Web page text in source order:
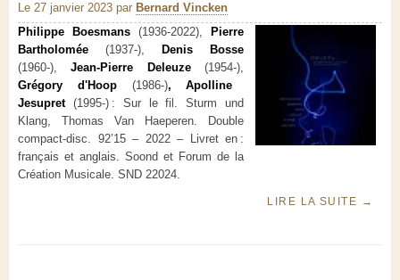
Le 27 janvier 2023 par Bernard Vincken
Philippe Boesmans (1936-2022),
Pierre
Bartholomée (1937-),
Denis Bosse
(1960-),Jean-Pierre Deleuze(1954-),
Grégory d'Hoop(1986-), Apolline
Jesupret(1995-) : Sur le fil. Sturm und
Klang, Thomas Van Haeperen. Double
compact-disc. 92’15 – 2022 – Livret en :
français et anglais. Soond et Forum de la
Création Musicale. SND 22024.
LIRE LA SUITE →